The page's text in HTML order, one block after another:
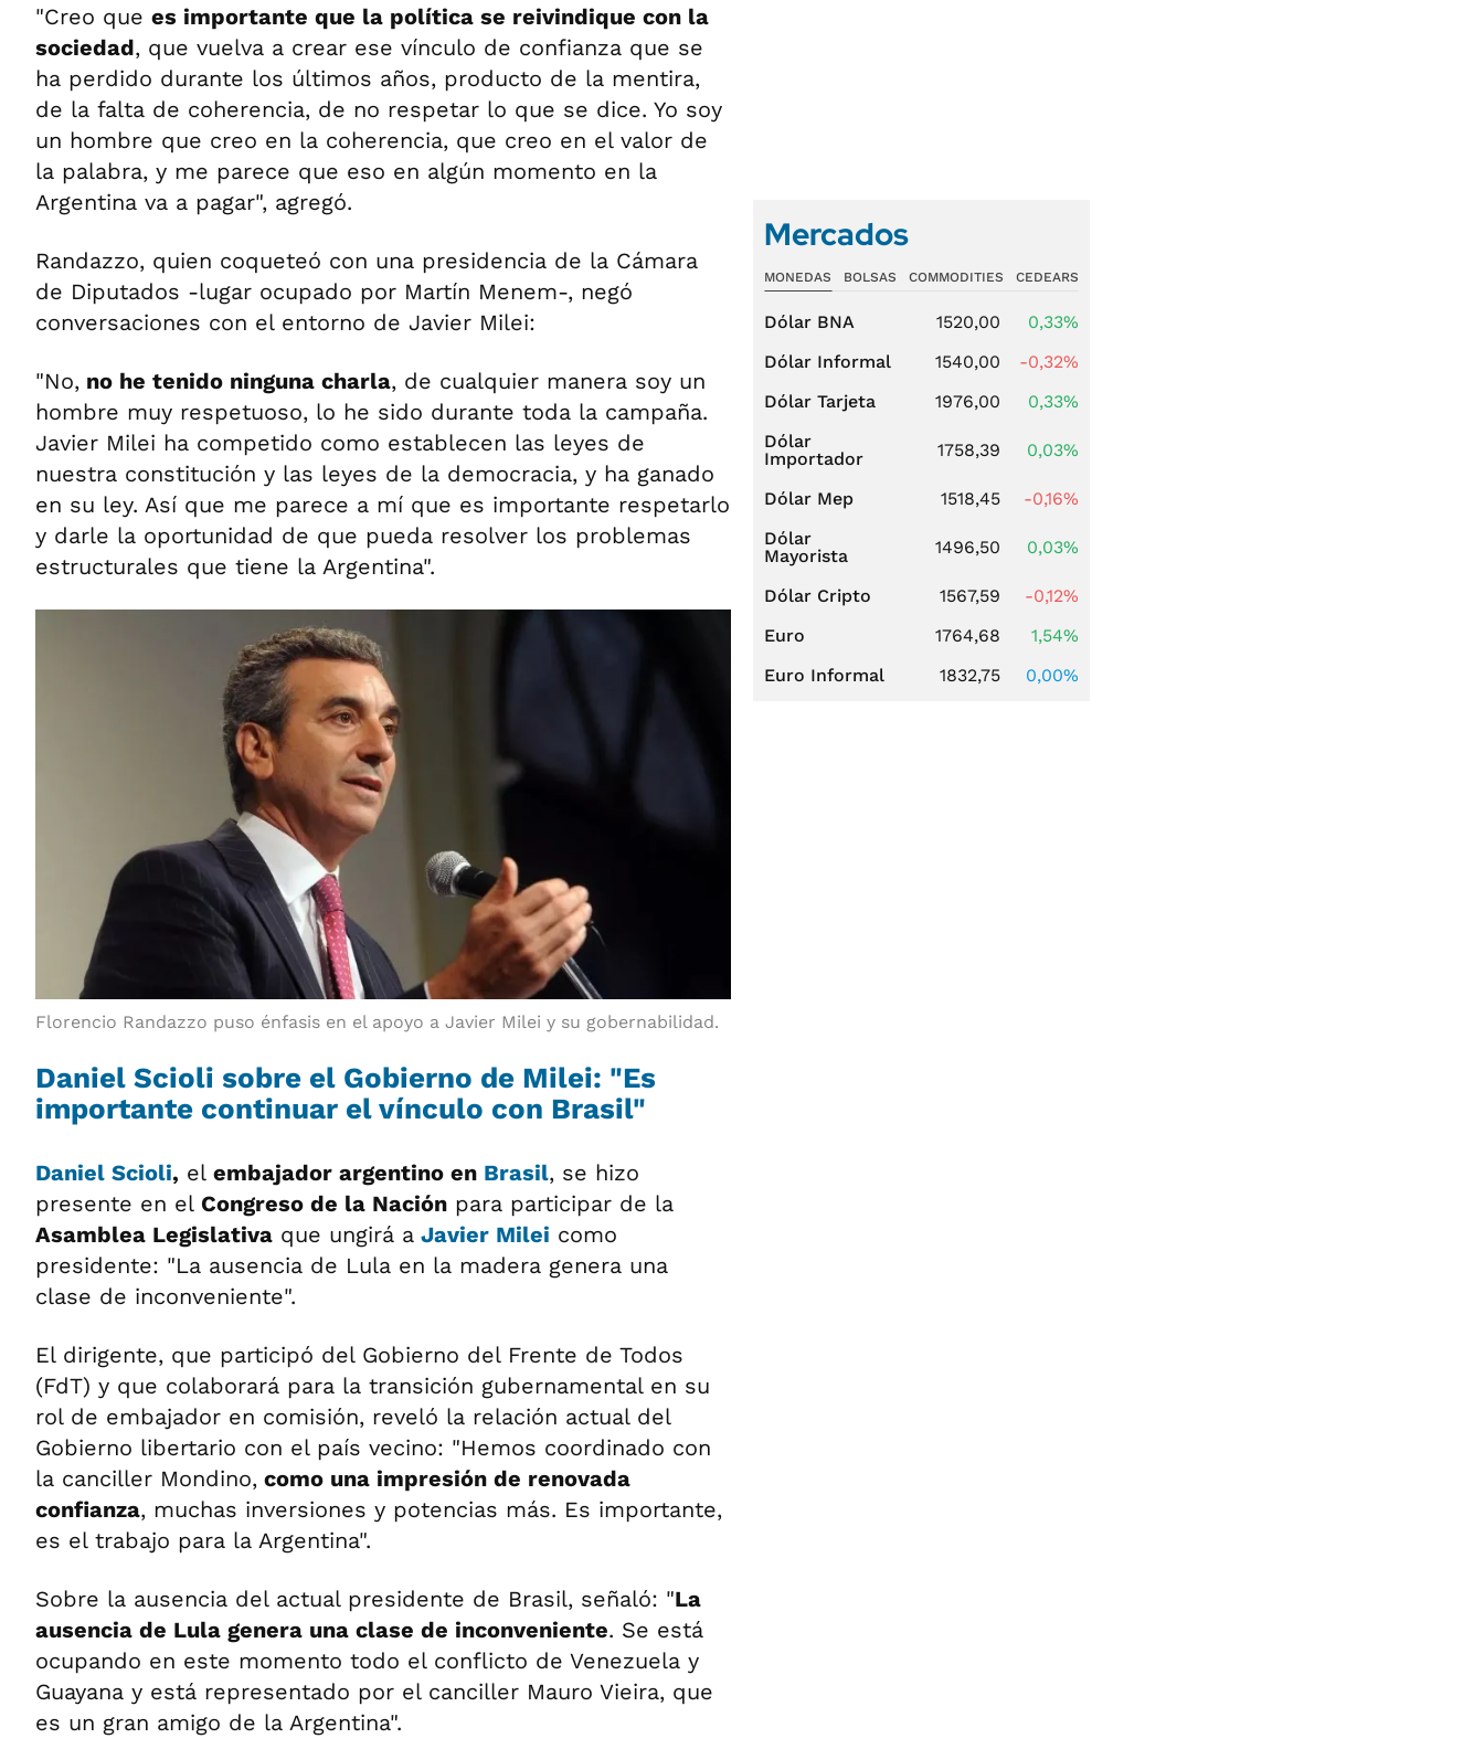
"Creo que es importante que la política se reivindique con la
sociedad, que vuelva a crear ese vínculo de confianza que se
ha perdido durante los últimos años, producto de la mentira,
de la falta de coherencia, de no respetar lo que se dice. Yo soy
un hombre que creo en la coherencia, que creo en el valor de
la palabra, y me parece que eso en algún momento en la
Argentina va a pagar", agregó.
Randazzo, quien coqueteó con una presidencia de la Cámara
de Diputados -lugar ocupado por Martín Menem-, negó
conversaciones con el entorno de Javier Milei:
"No, no he tenido ninguna charla, de cualquier manera soy un
hombre muy respetuoso, lo he sido durante toda la campaña.
Javier Milei ha competido como establecen las leyes de
nuestra constitución y las leyes de la democracia, y ha ganado
en su ley. Así que me parece a mí que es importante respetarlo
y darle la oportunidad de que pueda resolver los problemas
estructurales que tiene la Argentina".
Florencio Randazzo puso énfasis en el apoyo a Javier Milei y su gobernabilidad.
Daniel Scioli sobre el Gobierno de Milei: "Es
importante continuar el vínculo con Brasil"
Daniel Scioli, el embajador argentino en Brasil, se hizo
presente en el Congreso de la Nación para participar de la
Asamblea Legislativa que ungirá a Javier Milei como
presidente: "La ausencia de Lula en la madera genera una
clase de inconveniente".
El dirigente, que participó del Gobierno del Frente de Todos
(FdT) y que colaborará para la transición gubernamental en su
rol de embajador en comisión, reveló la relación actual del
Gobierno libertario con el país vecino: "Hemos coordinado con
la canciller Mondino, como una impresión de renovada
confianza, muchas inversiones y potencias más. Es importante,
es el trabajo para la Argentina".
Sobre la ausencia del actual presidente de Brasil, señaló: "La
ausencia de Lula genera una clase de inconveniente. Se está
ocupando en este momento todo el conflicto de Venezuela y
Guayana y está representado por el canciller Mauro Vieira, que
es un gran amigo de la Argentina".
Mercados
MONEDAS BOLSAS COMMODITIES CEDEARS
Dólar BNA 1520,00
0,33%
Dólar Informal
1540,00
-0,32%
Dólar Tarjeta
1976,00
0,33%
Dólar
Importador
1758,39 0,03%
Dólar Mep 1518,45
-0,16%
Dólar
Mayorista
1496,50 0,03%
Dólar Cripto 1567,59
-0,12%
Euro
1764,68
1,54%
Euro Informal
1832,75 0,00%